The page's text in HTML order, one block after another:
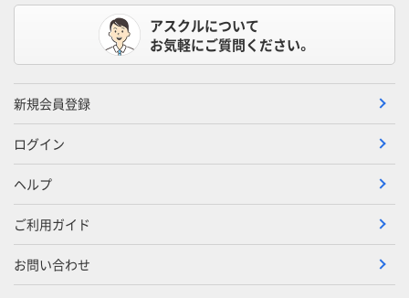
アスクルについて
お気軽にご質問ください。
新規会員登録
ログイン
ヘルプ
ご利用ガイド
お問い合わせ